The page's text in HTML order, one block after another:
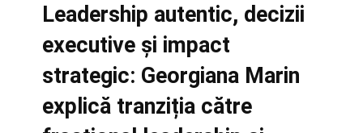
Leadership autentic, decizii
executive și impact
strategic: Georgiana Marin
explică tranziția către